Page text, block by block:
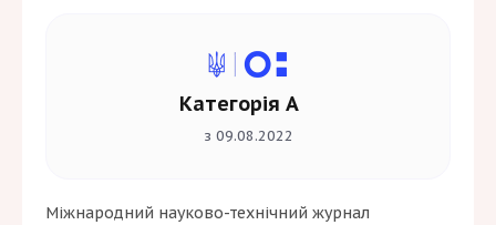
Міжнародний науково-технічний журнал
Категорія А
з 09.08.2022